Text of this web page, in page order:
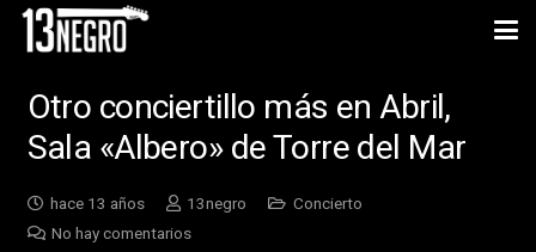
Otro conciertillo más en Abril,
Sala «Albero» de Torre del Mar
hace 13 años 13negro
Concierto
No hay comentarios